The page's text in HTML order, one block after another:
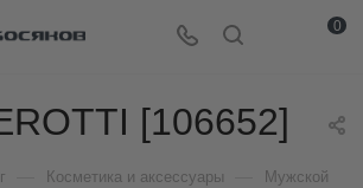
0
[106652]
Косметика и аксессуары Мужской